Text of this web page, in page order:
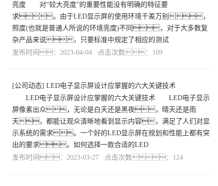
亮度 对“较大亮度”的重要性能没有明确的特征要
求。由于LED显示屏的使用环境千差万别，
照度(也就是普通人所说的环境亮度)不同，对于大多数复
杂产品来说，只要标准中规定了相应的测试
发布时间：2023-04-04 点击次数：109
[公司动态] LED电子显示屏设计应掌握的六大关键技术
LED电子显示屏设计应掌握的六大关键技术 LED电子显示
屏像素出众，无论是白天还是黑夜，晴天还是雨
天，都能让观众清晰地看到显示内容，满足了人们对显
示系统的需求。一个好的LED显示屏在规划和性能上都有突
出的要求。如何选择一款合适的LED
发布时间：2023-03-27 点击次数：124